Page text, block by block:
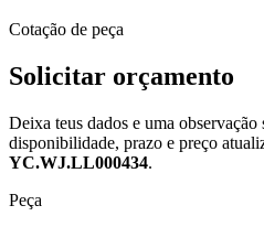
Cotação de peça
Solicitar orçamento
Deixa teus dados e uma
disponibilidade, prazo e preço
YC.WJ.LL000434.
Peça